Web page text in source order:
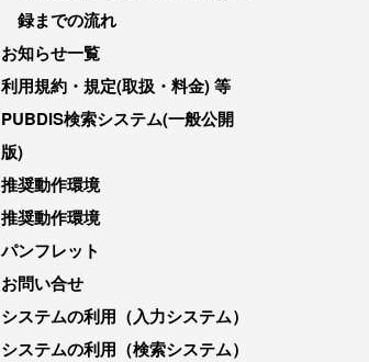
録までの流れ
お知らせ一覧
利用規約・規定(取扱・料金) 等
PUBDIS検索システム(一般公開
版)
推奨動作環境
推奨動作環境
パンフレット
お問い合せ
システムの利用（入力システム）
システムの利用（検索システム）